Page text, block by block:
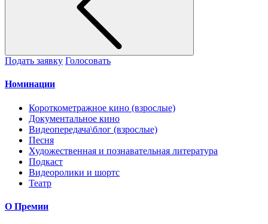
Подать заявку Голосовать
Номинации
Короткометражное кино (взрослые)
Документальное кино
Видеопередача\блог (взрослые)
Песня
Художественная и познавательная литература
Подкаст
Видеоролики и шортс
Театр
О Премии